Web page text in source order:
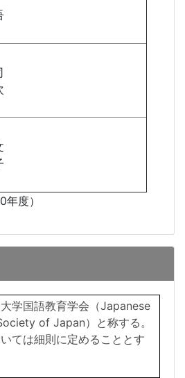
度）
学国語教育学会（Japanese
of Japan）と称する。
ては細則に定めることとす